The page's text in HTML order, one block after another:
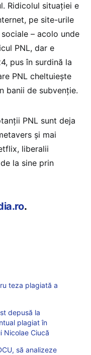
Ridicolul situației e
pe site-urile
– acolo unde
PNL, dar e
pus în surdină la
PNL cheltuiește
banii de subvenție.
PNL sunt deja
și mai
liberalii
la sine prin
.
teza plagiată a
depusă la
plagiat în
Nicolae Ciucă
să analizeze